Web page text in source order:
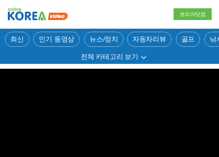
코리아닷컴
최신 인기 동영상 뉴스/정치 자동차리뷰 골프 낚
전체 카테고리 보기